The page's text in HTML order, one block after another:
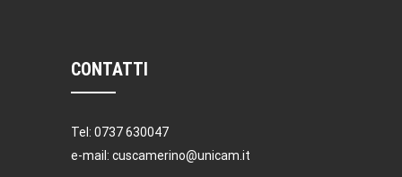
CONTATTI
Tel: 0737 630047
e-mail: cuscamerino@unicam.it